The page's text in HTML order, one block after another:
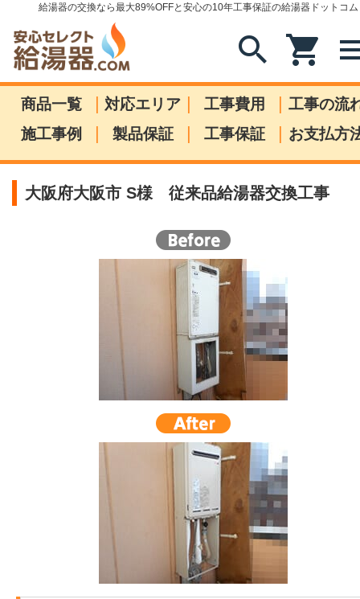
給湯器の交換なら最大89%OFFと安心の10年工事保証の給湯器ドットコム
search shopping_cart
商品一覧 | 対応エリア | 工事費用 | 工事の流
施工事例
| 製品保証 | 工事保証 | お支払方
大阪府大阪市 S様 従来品給湯器交換工事